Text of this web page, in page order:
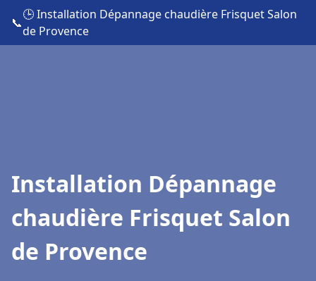
📞
🕒 Installation Dépannage chaudière Frisquet Salon
de Provence
Installation Dépannage
chaudière Frisquet Salon
de Provence